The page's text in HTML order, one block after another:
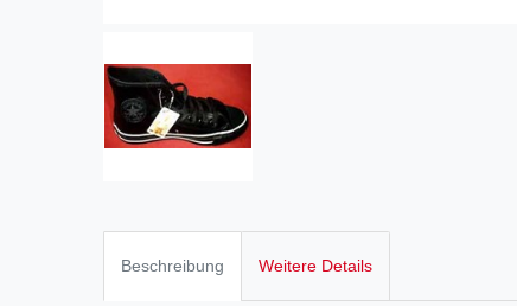
Beschreibung Weitere Details